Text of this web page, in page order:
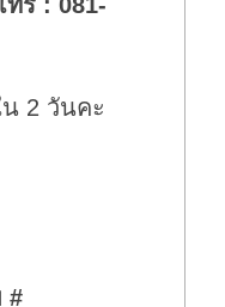
2 วันคะ
#